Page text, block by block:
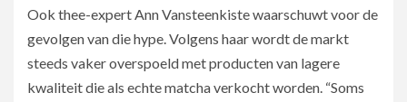
Ook thee-expert Ann Vansteenkiste waarschuwt voor de
gevolgen van die hype. Volgens haar wordt de markt
steeds vaker overspoeld met producten van lagere
kwaliteit die als echte matcha verkocht worden. “Soms